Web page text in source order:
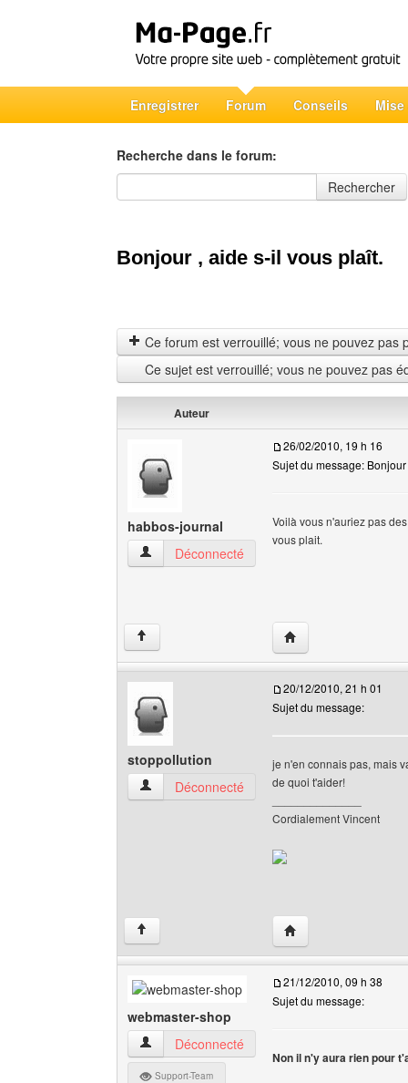
Enregistrer Forum Conseils Mise
Recherche dans le forum:
Recherche dans le forum
Rechercher
Bonjour , aide s-il vous plaît.
Ce forum est verrouillé; vous ne pouvez pas
Ce sujet est verrouillé; vous ne pouvez pas
Auteur
habbos-journal
habbos-journal Voir le profil de l'utilisateur
Déconnecté
26/02/2010, 19 h 16
Sujet du message:
Voilà vous n'auriez pas
vous plait.
↑ Visiter le site web
stoppollution
stoppollution Voir le profil de l'utilisateur
Déconnecté
20/12/2010, 21 h 01
Sujet du message:
je n'en connais pas, mais
de quoi t'aider!
Cordialement Vincent
↑ Visiter le site web
webmaster-shop
webmaster-shop Voir le profil de l'utilisateur
Déconnecté
Support-Team
21/12/2010, 09 h 38
Sujet du message:
Non il n'y aura rien pour